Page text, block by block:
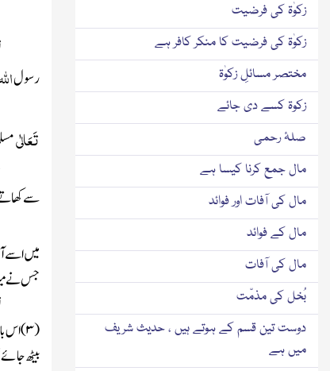
رسول
تَعَالٰی
سے کھاتے
میں اسے
جس نے
(۳)اس
بیٹھ
زکوٰۃ کی فرضیت
زکوٰۃ کی فرضیت کا منکر کافر ہے
مختصر مسائلِ زکوٰۃ
زکوۃ کسے دی جائے
صلۂ رحمی
مال جمع کرنا کیسا ہے
مال کی آفات اور فوائد
مال کے فوائد
مال کی آفات
بُخل کی مذمّت
دوست تین قسم کے ہوتے ہیں ، حدیث شریف
میں ہے